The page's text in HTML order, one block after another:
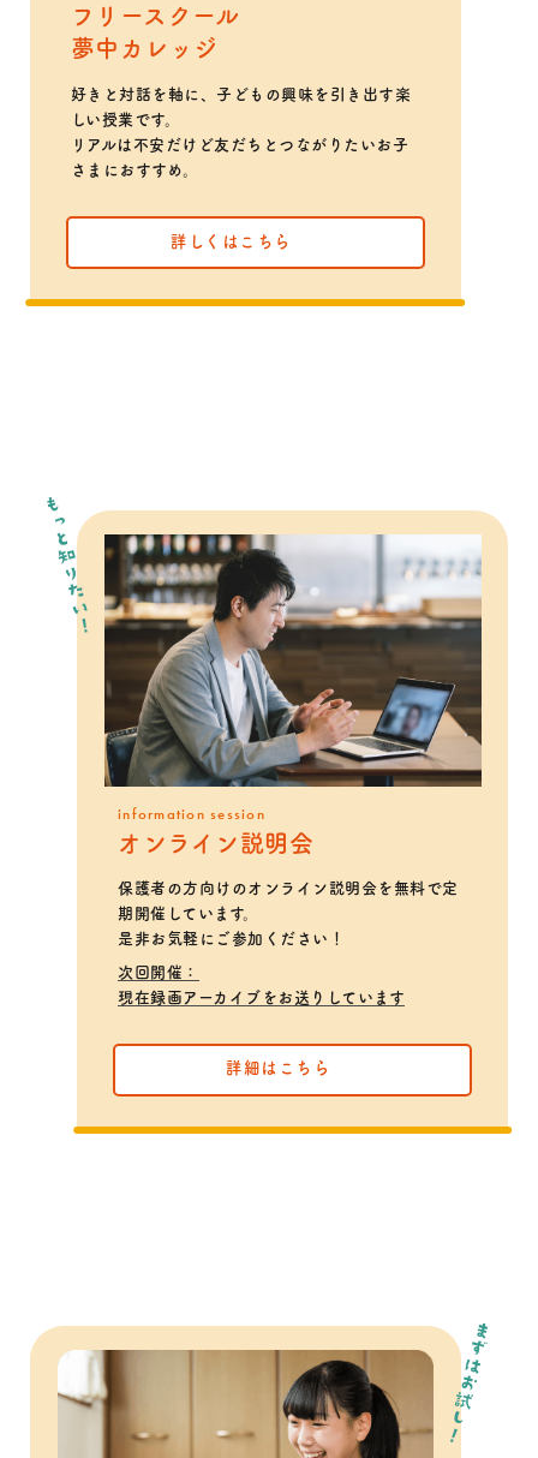
フリースクール
夢中カレッジ
好きと対話を軸に、子どもの興味を引き出す楽
しい授業です。
リアルは不安だけど友だちとつながりたいお子
さまにおすすめ。
詳しくはこちら
information session
オンライン説明会
保護者の方向けのオンライン説明会を無料で定
期開催しています。
是非お気軽にご参加ください！
次回開催：
現在録画アーカイブをお送りしています
詳細はこちら
もっと知りたい！
まずはお試し！